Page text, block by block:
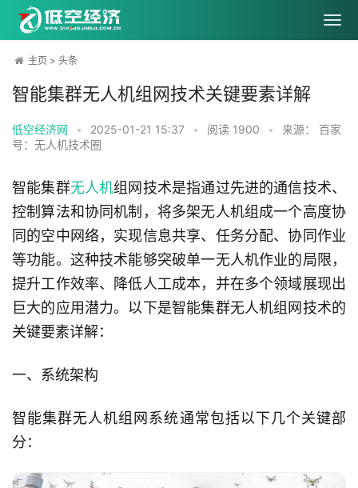
主页 > 头条
智能集群无人机组网技术关键要素详解
低空经济网 • 2025-01-21 15:37 • 阅读 1900 •
来源： 百家
号：无人机技术圈
智能集群无人机组网技术是指通过先进的通信技术、
控制算法和协同机制，将多架无人机组成一个高度协
同的空中网络，实现信息共享、任务分配、协同作业
等功能。这种技术能够突破单一无人机作业的局限，
提升工作效率、降低人工成本，并在多个领域展现出
巨大的应用潜力。以下是智能集群无人机组网技术的
关键要素详解：
一、系统架构
智能集群无人机组网系统通常包括以下几个关键部
分：